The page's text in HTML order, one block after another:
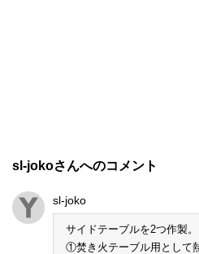
sl-jokoさんへのコメント
sl-joko
サイドテーブルを2つ作製。
①焚き火テーブル用として